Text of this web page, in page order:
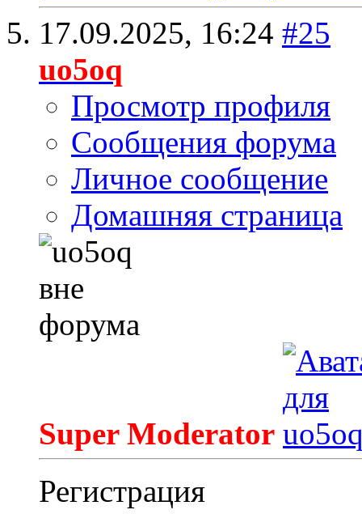
17.09.2025, 16:24 #25
uo5oq
Просмотр профиля
Сообщения форума
Личное сообщение
Домашняя страница
Super Moderator
Регистрация